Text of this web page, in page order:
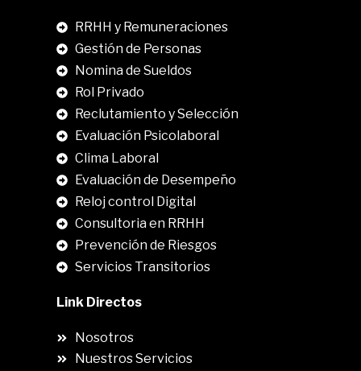
RRHH y Remuneraciones
Gestión de Personas
Nomina de Sueldos
Rol Privado
Reclutamiento y Selección
Evaluación Psicolaboral
Clima Laboral
Evaluación de Desempeño
Reloj control Digital
Consultoria en RRHH
Prevención de Riesgos
Servicios Transitorios
Link Directos
Nosotros
Nuestros Servicios